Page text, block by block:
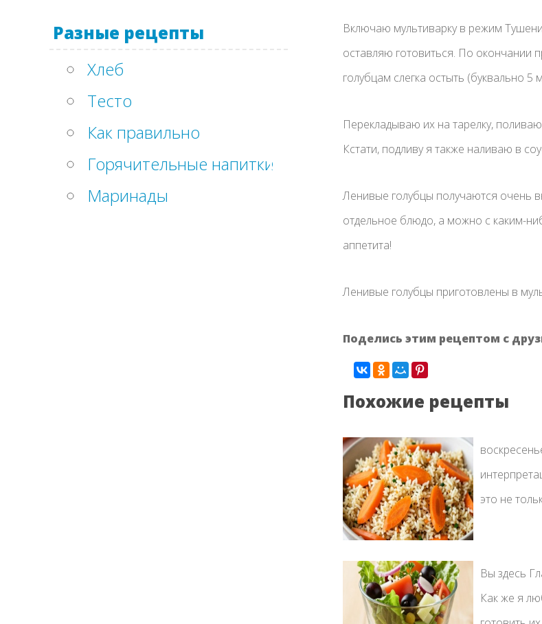
Разные рецепты
Хлеб
Тесто
Как правильно
Горячительные напитки
Маринады
Включаю мультиварку в режим
оставляю готовиться. По окончании
голубцам слегка остыть (буквально 5
Перекладываю их на тарелку,
Кстати, подливу я также наливаю в
Ленивые голубцы получаются очень
отдельное блюдо, а можно с каким-
аппетита!
Ленивые голубцы приготовлены в
Поделись этим рецептом с
Похожие рецепты
это не
Вы здесь
Как же я